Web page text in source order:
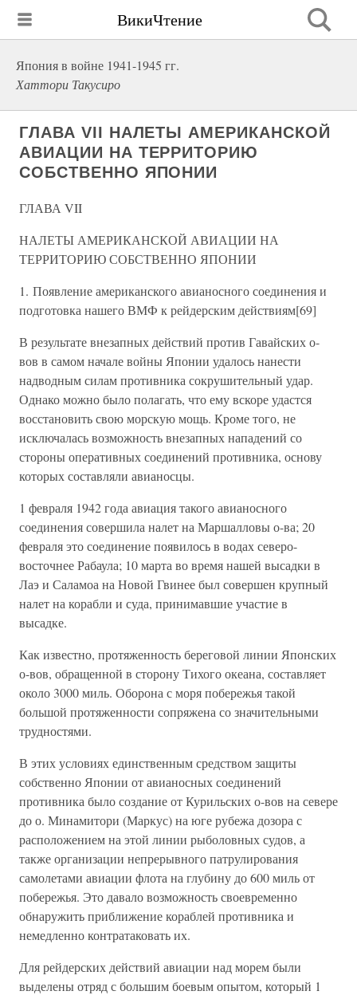
ВикиЧтение
Япония в войне 1941-1945 гг.
Хаттори Такусиро
ГЛАВА VII НАЛЕТЫ АМЕРИКАНСКОЙ
АВИАЦИИ НА ТЕРРИТОРИЮ
СОБСТВЕННО ЯПОНИИ
ГЛАВА VII
НАЛЕТЫ АМЕРИКАНСКОЙ АВИАЦИИ НА
ТЕРРИТОРИЮ СОБСТВЕННО ЯПОНИИ
1. Появление американского авианосного соединения и
подготовка нашего ВМФ к рейдерским действиям[69]
В результате внезапных действий против Гавайских о-
вов в самом начале войны Японии удалось нанести
надводным силам противника сокрушительный удар.
Однако можно было полагать, что ему вскоре удастся
восстановить свою морскую мощь. Кроме того, не
исключалась возможность внезапных нападений со
стороны оперативных соединений противника, основу
которых составляли авианосцы.
1 февраля 1942 года авиация такого авианосного
соединения совершила налет на Маршалловы о-ва; 20
февраля это соединение появилось в водах северо-
восточнее Рабаула; 10 марта во время нашей высадки в
Лаэ и Саламоа на Новой Гвинее был совершен крупный
налет на корабли и суда, принимавшие участие в
высадке.
Как известно, протяженность береговой линии Японских
о-вов, обращенной в сторону Тихого океана, составляет
около 3000 миль. Оборона с моря побережья такой
большой протяженности сопряжена со значительными
трудностями.
В этих условиях единственным средством защиты
собственно Японии от авианосных соединений
противника было создание от Курильских о-вов на севере
до о. Минамитори (Маркус) на юге рубежа дозора с
расположением на этой линии рыболовных судов, а
также организации непрерывного патрулирования
самолетами авиации флота на глубину до 600 миль от
побережья. Это давало возможность своевременно
обнаружить приближение кораблей противника и
немедленно контратаковать их.
Для рейдерских действий авиации над морем были
выделены отряд с большим боевым опытом, который 1